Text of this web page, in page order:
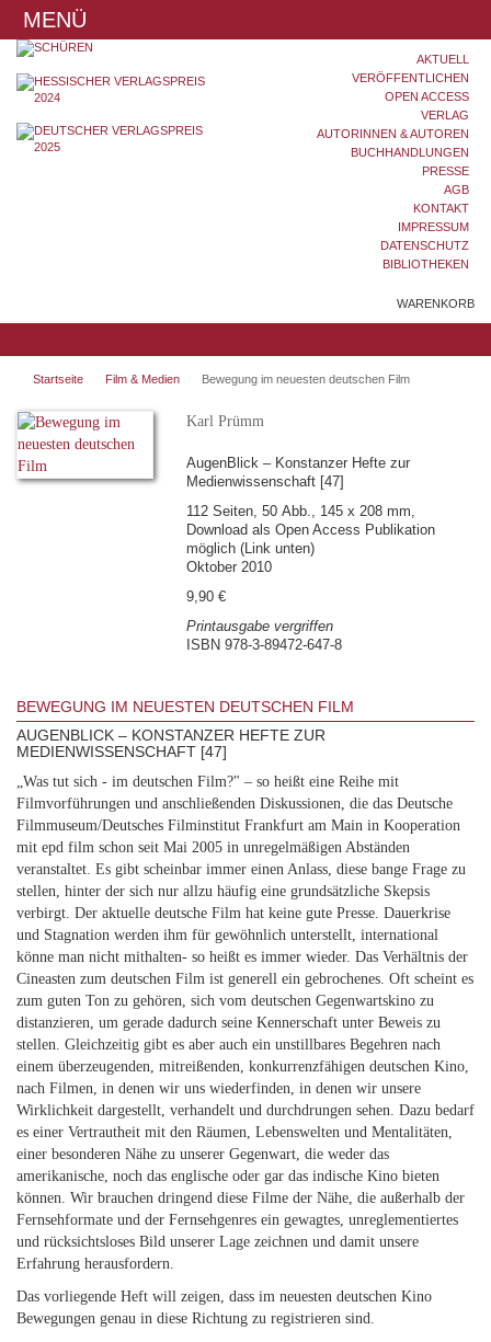
MENÜ
AKTUELL
VERÖFFENTLICHEN
OPEN ACCESS
VERLAG
AUTORINNEN & AUTOREN
BUCHHANDLUNGEN
PRESSE
AGB
KONTAKT
IMPRESSUM
DATENSCHUTZ
BIBLIOTHEKEN
WARENKORB
Startseite Film & Medien Bewegung im neuesten deutschen Film
Karl Prümm
AugenBlick – Konstanzer Hefte zur
Medienwissenschaft [47]
112 Seiten, 50 Abb., 145 x 208 mm,
Download als Open Access Publikation
möglich (Link unten)
Oktober 2010
9,90 €
Printausgabe vergriffen
ISBN 978-3-89472-647-8
BEWEGUNG IM NEUESTEN DEUTSCHEN FILM
AUGENBLICK – KONSTANZER HEFTE ZUR
MEDIENWISSENSCHAFT [47]
„Was tut sich - im deutschen Film?" – so heißt eine Reihe mit
Filmvorführungen und anschließenden Diskussionen, die das Deutsche
Filmmuseum/Deutsches Filminstitut Frankfurt am Main in Kooperation
mit epd film schon seit Mai 2005 in unregelmäßigen Abständen
veranstaltet. Es gibt scheinbar immer einen Anlass, diese bange Frage zu
stellen, hinter der sich nur allzu häufig eine grundsätzliche Skepsis
verbirgt. Der aktuelle deutsche Film hat keine gute Presse. Dauerkrise
und Stagnation werden ihm für gewöhnlich unterstellt, international
könne man nicht mithalten- so heißt es immer wieder. Das Verhältnis der
Cineasten zum deutschen Film ist generell ein gebrochenes. Oft scheint es
zum guten Ton zu gehören, sich vom deutschen Gegenwartskino zu
distanzieren, um gerade dadurch seine Kennerschaft unter Beweis zu
stellen. Gleichzeitig gibt es aber auch ein unstillbares Begehren nach
einem überzeugenden, mitreißenden, konkurrenzfähigen deutschen Kino,
nach Filmen, in denen wir uns wiederfinden, in denen wir unsere
Wirklichkeit dargestellt, verhandelt und durchdrungen sehen. Dazu bedarf
es einer Vertrautheit mit den Räumen, Lebenswelten und Mentalitäten,
einer besonderen Nähe zu unserer Gegenwart, die weder das
amerikanische, noch das englische oder gar das indische Kino bieten
können. Wir brauchen dringend diese Filme der Nähe, die außerhalb der
Fernsehformate und der Fernsehgenres ein gewagtes, unreglementiertes
und rücksichtsloses Bild unserer Lage zeichnen und damit unsere
Erfahrung herausfordern.
Das vorliegende Heft will zeigen, dass im neuesten deutschen Kino
Bewegungen genau in diese Richtung zu registrieren sind.